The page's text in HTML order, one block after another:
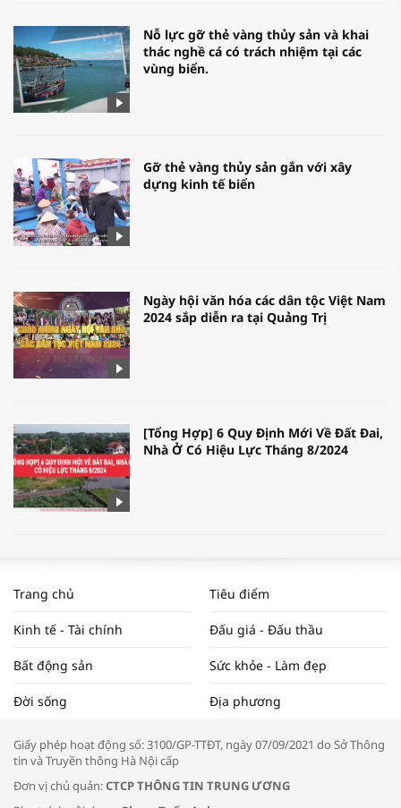
Nỗ lực gỡ thẻ vàng thủy sản và khai
thác nghề cá có trách nhiệm tại các
vùng biển.
Gỡ thẻ vàng thủy sản gắn với xây
dựng kinh tế biển
Ngày hội văn hóa các dân tộc Việt Nam
2024 sắp diễn ra tại Quảng Trị
[Tổng Hợp] 6 Quy Định Mới Về Đất Đai,
Nhà Ở Có Hiệu Lực Tháng 8/2024
NAM NĂM 2024 VÀ NĂM 2025 | NHỊP
ĐẬP THỊ TRƯỜNG #62
Tọa đàm “Xúc tiến thương mại: Khơi
Trang chủ Tiêu điểm
Kinh tế - Tài chính Đấu giá - Đấu thầu
Bất động sản Sức khỏe - Làm đẹp
Đời sống Địa phương
Giấy phép hoạt động số: 3100/GP-TTĐT, ngày 07/09/2021 do Sở Thông
tin và Truyền thông Hà Nội cấp
Đơn vị chủ quản:CTCP THÔNG TIN TRUNG ƯƠNG